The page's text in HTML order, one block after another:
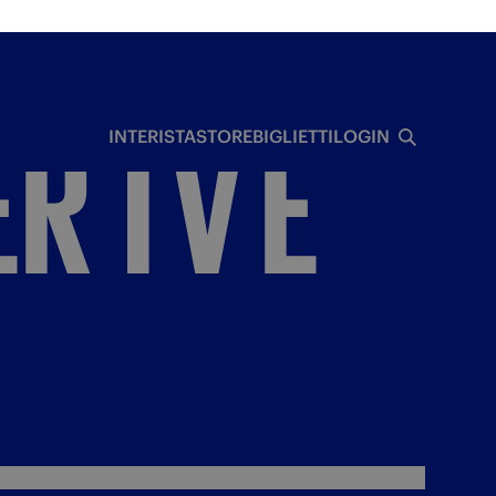
TVE